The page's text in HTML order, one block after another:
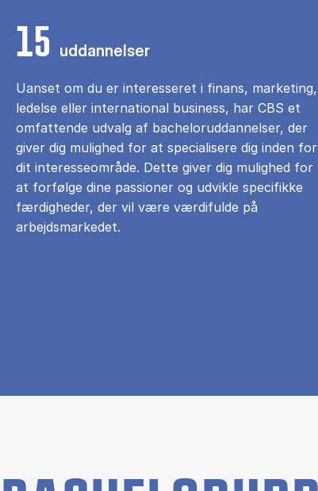
15 uddannelser
Uanset om du er interesseret i finans, marketing,
ledelse eller international business, har CBS et
omfattende udvalg af bacheloruddannelser, der
giver dig mulighed for at specialisere dig inden for
dit interesseområde. Dette giver dig mulighed for
at forfølge dine passioner og udvikle specifikke
færdigheder, der vil være værdifulde på
arbejdsmarkedet.